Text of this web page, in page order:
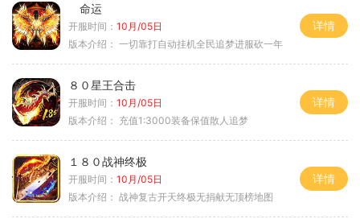
命运
开服时间： 10月/05日
版本介绍： 一切靠打自动挂机全民追梦进服砍一年
详情
８０星王合击
开服时间： 10月/05日
版本介绍： 充值1:3000装备保值散人追梦
详情
１８０战神终极
开服时间： 10月/05日
版本介绍： 战神复古开天终极无捐献无顶榜地图
详情